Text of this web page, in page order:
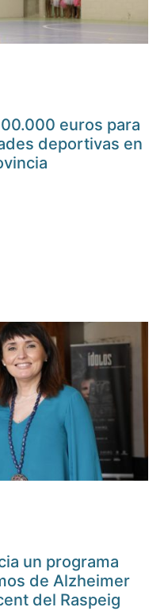
euros para
deportivas en
un programa
de Alzheimer
del Raspeig